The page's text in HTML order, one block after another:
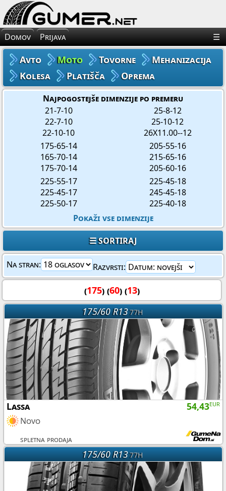
×
Avto Gume
Moto Gume
Tovorne Gume
Gume za Mehanizacijo
Gume za Kolo
Domov Prijava ☰
Avto Moto Tovorne
Mehanizacija
Kolesa
Platišča Oprema
Najpogostejše dimenzije po premeru
21-7-10
22-7-10
22-10-10
25-8-12
25-10-12
26X11.00--12
175-65-14
165-70-14
175-70-14
205-55-16
215-65-16
205-60-16
225-55-17
225-45-17
225-50-17
225-45-18
245-45-18
225-40-18
Pokaži vse dimenzije
☰ SORTIRAJ
Na stran: Razvrsti:
(175) (60) (13)
175/60 R1377H
54,43EUR
Lassa
Novo
spletna prodaja
175/60 R1377H